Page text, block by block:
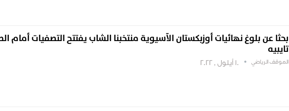
بحثا عن بلوغ نهائيات أوزبكستان الآسيوية منتخبنا الشاب يفتتح التصفيات أمام
تايبيه
الموقف الرياضي 10 أيلول , 2022